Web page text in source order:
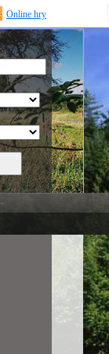
Online hry